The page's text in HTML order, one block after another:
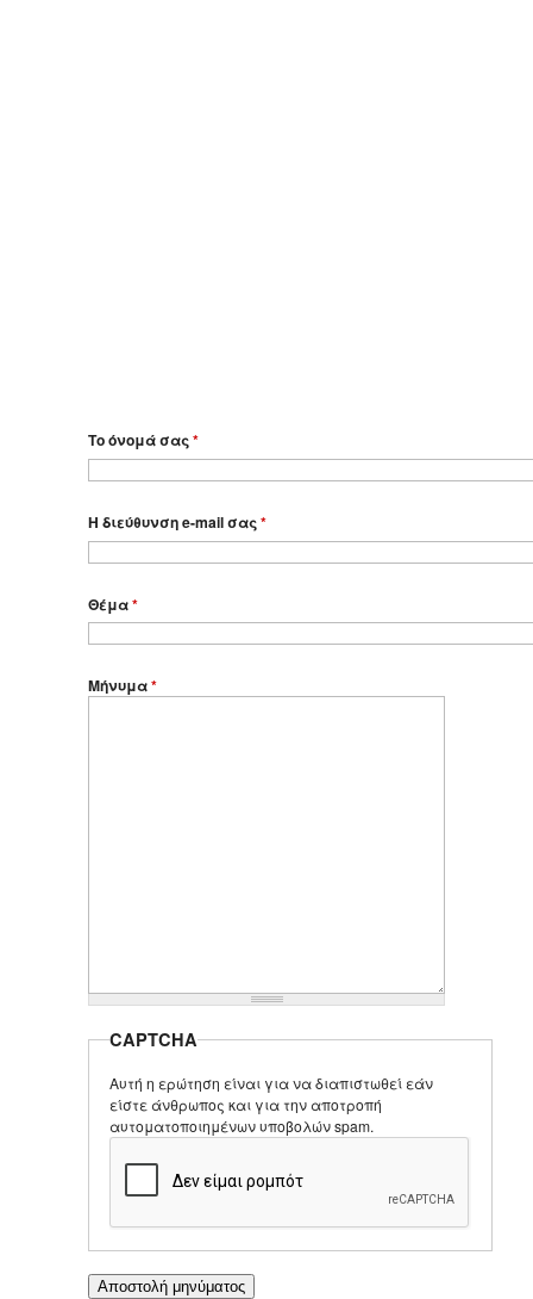
Το όνομά σας*
Η διεύθυνση e-mail σας*
Θέμα*
Μήνυμα*
CAPTCHA
Αυτή η ερώτηση είναι για να διαπιστωθεί εάν
είστε άνθρωπος και για την αποτροπή
αυτοματοποιημένων υποβολών spam.